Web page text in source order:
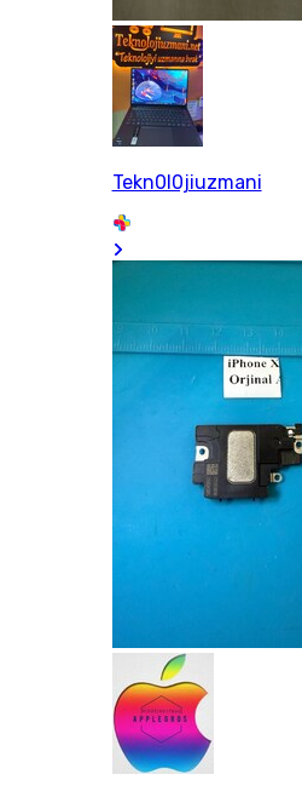
Tekn0l0jiuzmani